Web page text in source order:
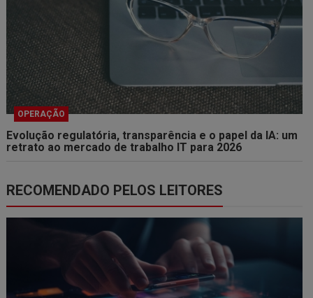
OPERAÇÃO
Evolução regulatória, transparência e o papel da IA: um
retrato ao mercado de trabalho IT para 2026
RECOMENDADO PELOS LEITORES